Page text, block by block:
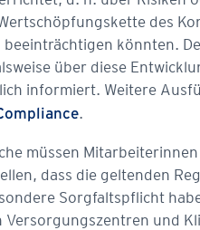
des
könnten.
über diese
informiert. Weitere
.
müssen
dass die geltenden
Sorgfaltspflicht
und